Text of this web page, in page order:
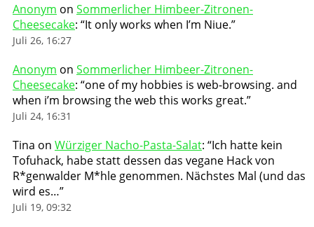
Anonym on Sommerlicher Himbeer-Zitronen-
Cheesecake: “It only works when I’m Niue.”
Juli 26, 16:27
Anonym on Sommerlicher Himbeer-Zitronen-
Cheesecake: “one of my hobbies is web-browsing. and
when i’m browsing the web this works great.”
Juli 24, 16:31
Tina on Würziger Nacho-Pasta-Salat: “Ich hatte kein
Tofuhack, habe statt dessen das vegane Hack von
R*genwalder M*hle genommen. Nächstes Mal (und das
wird es…”
Juli 19, 09:32